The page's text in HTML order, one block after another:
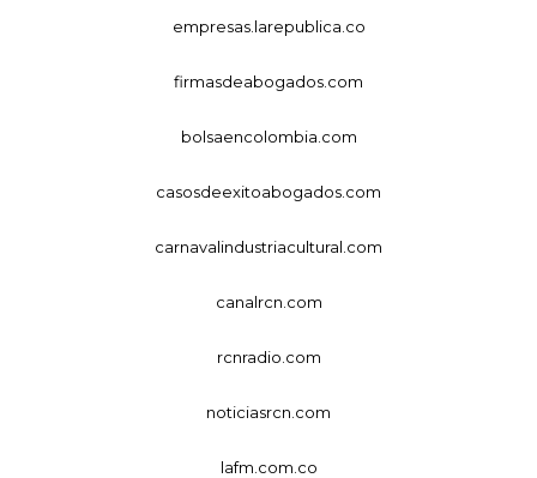
empresas.larepublica.co
firmasdeabogados.com
bolsaencolombia.com
casosdeexitoabogados.com
carnavalindustriacultural.com
canalrcn.com
rcnradio.com
noticiasrcn.com
lafm.com.co